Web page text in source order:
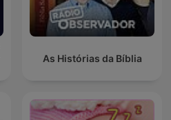
As Histórias da Bíblia